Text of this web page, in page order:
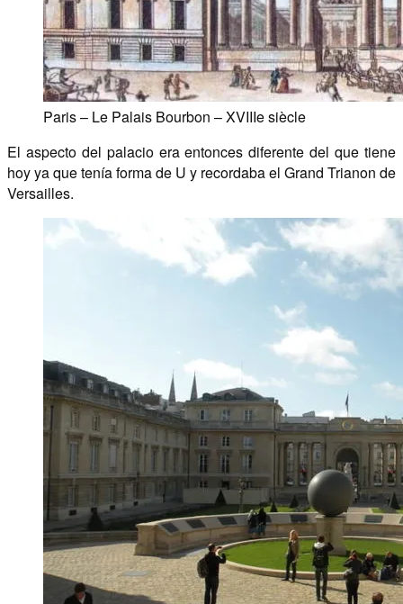
Paris – Le Palais Bourbon – XVIIIe siècle
El aspecto del palacio era entonces diferente del que tiene
hoy ya que tenía forma de U y recordaba el Grand Trianon de
Versailles.